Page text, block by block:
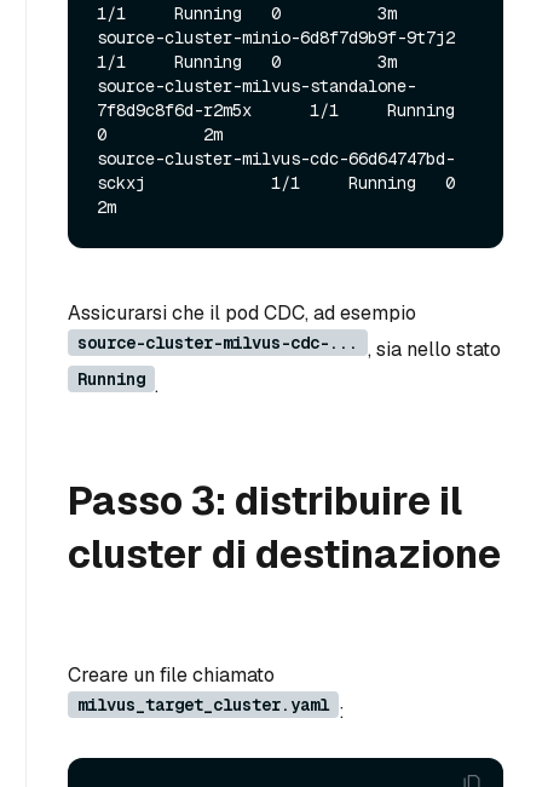
1/1     Running   0          3m
source-cluster-minio-6d8f7d9b9f-9t7j2
1/1     Running   0          3m
source-cluster-milvus-standalone-
7f8d9c8f6d-r2m5x      1/1     Running
0          2m
source-cluster-milvus-cdc-66d64747bd-
sckxj             1/1     Running   0
Assicurarsi che il pod CDC, ad esempio
source-cluster-milvus-cdc-... , sia nello stato
Running .
Passo 3: distribuire il
cluster di destinazione
Creare un file chiamato
milvus_target_cluster.yaml :